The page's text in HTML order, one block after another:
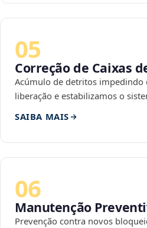
05
Correção de Caixas
Acúmulo de detritos impedindo
liberação e estabilizamos o
SAIBA MAIS
06
Manutenção
Prevenção contra novos